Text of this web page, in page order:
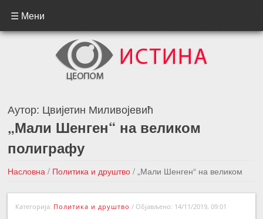
☰ Мени
Аутор: Цвијетин Миливојевић
„Мали Шенген“ на великом
полиграфу
Насловна / Политика и друштво / „Мали Шенген“ на великом
полиграфу
←Претходна вест
Следећа вест →
Категорија: Политика и друштво / Објављено: 14/11/2019, 09:01